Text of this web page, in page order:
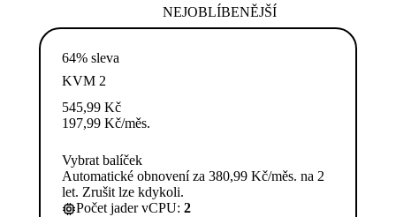
NEJOBLÍBENĚJŠÍ
64% sleva
KVM 2
545,99 Kč
197,99 Kč/měs.
Vybrat balíček
Automatické obnovení za 380,99 Kč/měs. na 2
let. Zrušit lze kdykoli.
Počet jader vCPU: 2